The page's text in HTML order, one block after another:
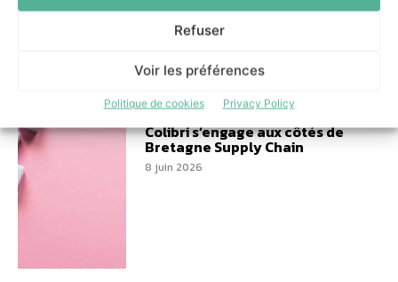
Refuser
Voir les préférences
Politique de cookies Privacy Policy
Performance logistique :
Colibri s’engage aux côtés de
Bretagne Supply Chain
8 juin 2026